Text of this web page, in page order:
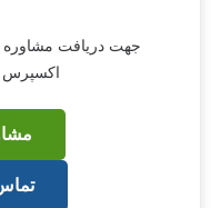
جهت دریافت
اکسپرس